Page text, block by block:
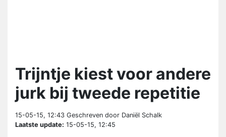
Trijntje kiest voor andere
jurk bij tweede repetitie
15-05-15, 12:43 Geschreven door Daniël Schalk
Laatste update: 15-05-15, 12:45